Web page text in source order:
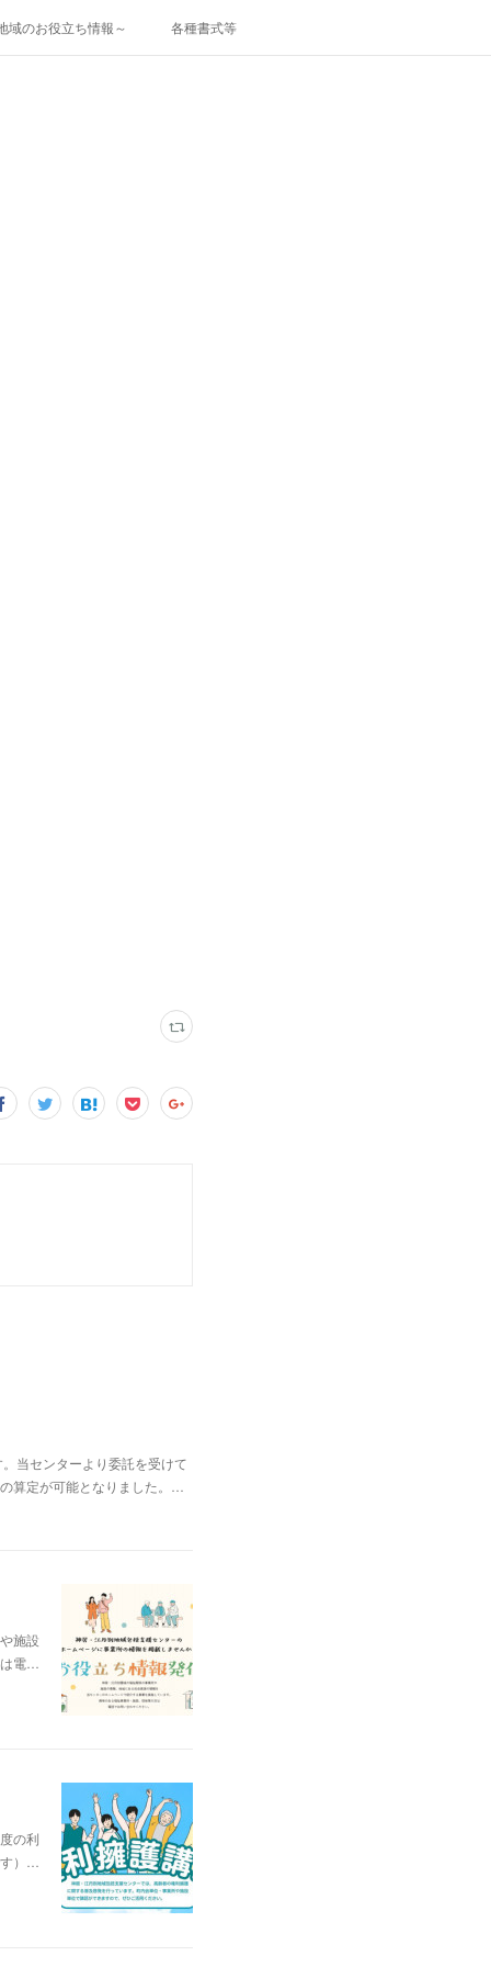
域のお役立ち情報～ 各種書式等
当センターより委託を受けて
算定が可能となりました。…
施設
電…
の利
）…